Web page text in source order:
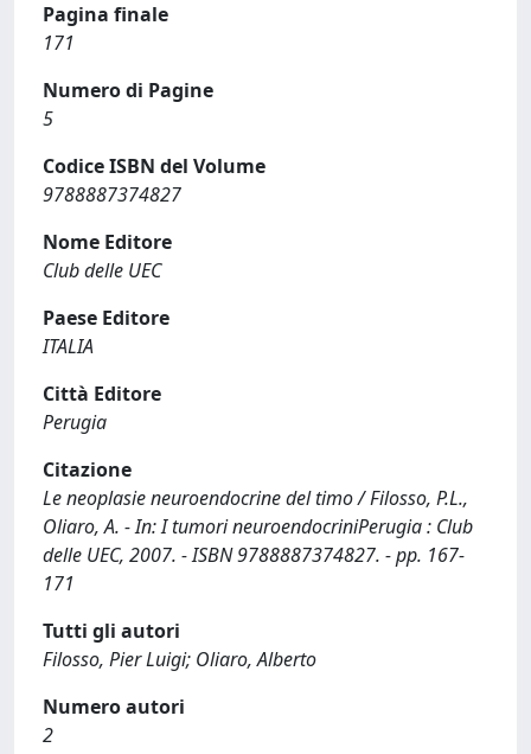
Pagina finale
171
Numero di Pagine
5
Codice ISBN del Volume
9788887374827
Nome Editore
Club delle UEC
Paese Editore
ITALIA
Città Editore
Perugia
Citazione
Le neoplasie neuroendocrine del timo / Filosso, P.L.,
Oliaro, A. - In: I tumori neuroendocriniPerugia : Club
delle UEC, 2007. - ISBN 9788887374827. - pp. 167-
171
Tutti gli autori
Filosso, Pier Luigi; Oliaro, Alberto
Numero autori
2